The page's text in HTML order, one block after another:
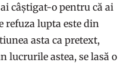
câștigat-o pentru că ai
refuza lupta este din
asta ca pretext,
lucrurile astea, se lasă o